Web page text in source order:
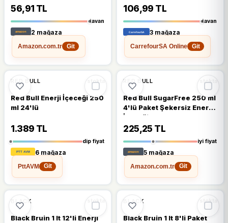
56,91 TL
tavan
2 mağaza
Amazon.com.tr
Git
106,99 TL
tavan
3 mağaza
CarrefourSA Online
Git
%28 DÜŞTÜ
RED BULL stokta
Red Bull Enerji İçeceği 250
ml 24'lü
1.389 TL
dip fiyat
6 mağaza
PttAVM
Git
%25 DÜŞTÜ
RED BULL stokta
Red Bull SugarFree 250 ml
4'lü Paket Şekersiz Enerji
İçeceği
225,25 TL
iyi fiyat
5 mağaza
Amazon.com.tr
Git
%24 %24 DÜŞTÜ
BLACK stokta
Black Bruin 1 lt 12'li Enerji
%21 %21 DÜŞTÜ
BLACK stokta
Black Bruin 1 lt 8'li Paket